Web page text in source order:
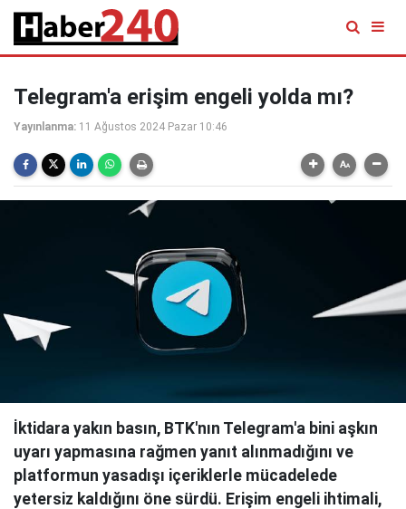
Telegram'a erişim engeli yolda mı?
Yayınlanma: 11 Ağustos 2024 Pazar 10:46
İktidara yakın basın, BTK'nın Telegram'a bini aşkın
uyarı yapmasına rağmen yanıt alınmadığını ve
platformun yasadışı içeriklerle mücadelede
yetersiz kaldığını öne sürdü. Erişim engeli ihtimali,